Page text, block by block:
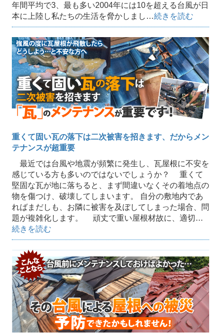
年間平均で3、最も多い2004年には10を超える台風が日
本に上陸し私たちの生活を脅かしまし…続きを読む
重くて固い瓦の落下は二次被害を招きます、だからメン
テナンスが超重要
最近では台風や地震が頻繁に発生し、瓦屋根に不安を
感じている方も多いのではないでしょうか？ 重くて
堅固な瓦が地に落ちると、まず間違いなくその着地点の
物を傷つけ、破壊してしまいます。 自分の敷地内であ
ればまだしも、お隣に被害を及ぼしてしまった場合、問
題が複雑化します。 頑丈で重い屋根材故に、適切…
続きを読む